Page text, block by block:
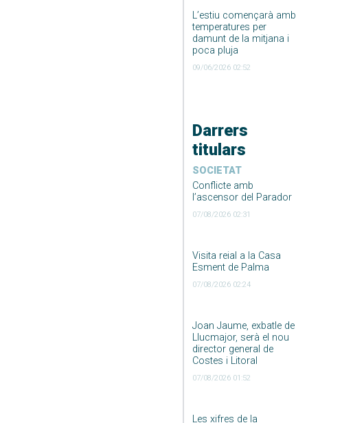
L’estiu començarà amb
temperatures per
damunt de la mitjana i
poca pluja
09/06/2026 02:52
Darrers
titulars
SOCIETAT
Conflicte amb
l’ascensor del Parador
07/08/2026 02:31
Visita reial a la Casa
Esment de Palma
07/08/2026 02:24
Joan Jaume, exbatle de
Llucmajor, serà el nou
director general de
Costes i Litoral
07/08/2026 01:52
Les xifres de la